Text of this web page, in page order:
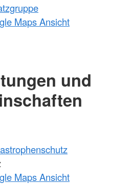
Maps Ansicht
und
Maps Ansicht